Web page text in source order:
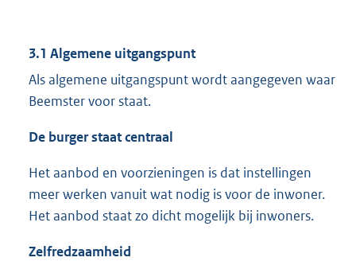
3.1 Algemene uitgangspunt
Als algemene uitgangspunt wordt aangegeven waar
Beemster voor staat.
De burger staat centraal
Het aanbod en voorzieningen is dat instellingen
meer werken vanuit wat nodig is voor de inwoner.
Het aanbod staat zo dicht mogelijk bij inwoners.
Zelfredzaamheid